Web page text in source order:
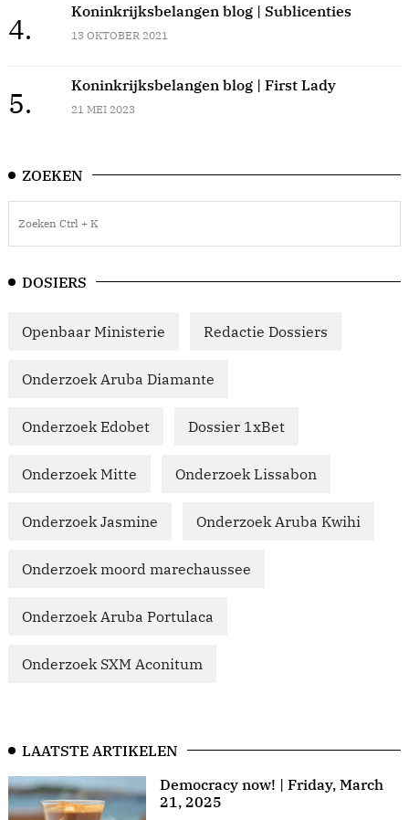
4.
Koninkrijksbelangen blog | Sublicenties
13 OKTOBER 2021
5.
Koninkrijksbelangen blog | First Lady
21 MEI 2023
ZOEKEN
DOSIERS
Openbaar Ministerie Redactie Dossiers
Onderzoek Aruba Diamante
Onderzoek Edobet Dossier 1xBet
Onderzoek Mitte Onderzoek Lissabon
Onderzoek Jasmine Onderzoek Aruba Kwihi
Onderzoek moord marechaussee
Onderzoek Aruba Portulaca
Onderzoek SXM Aconitum
LAATSTE ARTIKELEN
Democracy now! | Friday, March
21, 2025